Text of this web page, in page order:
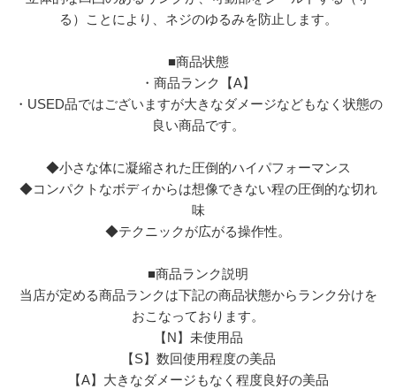
る）ことにより、ネジのゆるみを防止します。
■商品状態
・商品ランク【A】
・USED品ではございますが大きなダメージなどもなく状態の
良い商品です。
◆小さな体に凝縮された圧倒的ハイパフォーマンス
◆コンパクトなボディからは想像できない程の圧倒的な切れ
味
◆テクニックが広がる操作性。
■商品ランク説明
当店が定める商品ランクは下記の商品状態からランク分けを
おこなっております。
【N】未使用品
【S】数回使用程度の美品
【A】大きなダメージもなく程度良好の美品